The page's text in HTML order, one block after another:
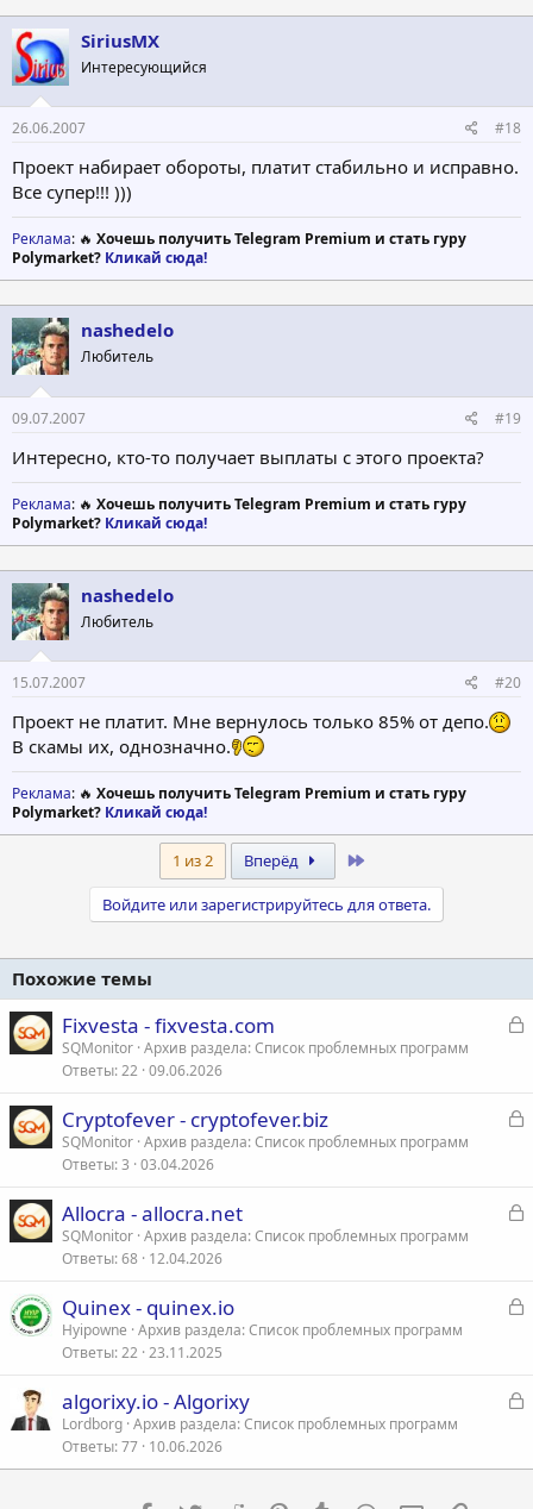
SiriusMX
Интересующийся
26.06.2007 #18
Проект набирает обороты, платит стабильно и исправно.
Все супер!!! )))
Реклама: 🔥 Хочешь получить Telegram Premium и стать гуру
Polymarket? Кликай сюда!
nashedelo
Любитель
09.07.2007 #19
Интересно, кто-то получает выплаты с этого проекта?
Реклама: 🔥 Хочешь получить Telegram Premium и стать гуру
Polymarket? Кликай сюда!
nashedelo
Любитель
15.07.2007 #20
Проект не платит. Мне вернулось только 85% от депо.
В скамы их, однозначно.
Реклама: 🔥 Хочешь получить Telegram Premium и стать гуру
Polymarket? Кликай сюда!
1 из 2 Вперёд
Войдите или зарегистрируйтесь для ответа.
Похожие темы
З
Fixvesta - fixvesta.com
SQMonitor Архив раздела: Список проблемных программ
Ответы 22 09.06.2026
З
Cryptofever - cryptofever.biz
SQMonitor Архив раздела: Список проблемных программ
Ответы 3 03.04.2026
З
Allocra - allocra.net
SQMonitor Архив раздела: Список проблемных программ
Ответы 68 12.04.2026
З
Quinex - quinex.io
Hyipowne Архив раздела: Список проблемных программ
Ответы 22 23.11.2025
З
р
algorixy.io - Algorixy
Lordborg Архив раздела: Список проблемных программ
Ответы 77 10.06.2026